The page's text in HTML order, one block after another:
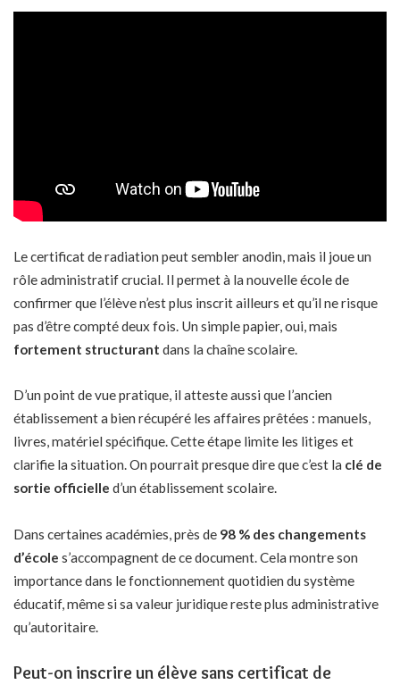
Le certificat de radiation peut sembler anodin, mais il joue un
rôle administratif crucial. Il permet à la nouvelle école de
confirmer que l’élève n’est plus inscrit ailleurs et qu’il ne risque
pas d’être compté deux fois. Un simple papier, oui, mais
fortement structurant dans la chaîne scolaire.
D’un point de vue pratique, il atteste aussi que l’ancien
établissement a bien récupéré les affaires prêtées : manuels,
livres, matériel spécifique. Cette étape limite les litiges et
clarifie la situation. On pourrait presque dire que c’est la clé de
sortie officielle d’un établissement scolaire.
Dans certaines académies, près de 98 % des changements
d’école s’accompagnent de ce document. Cela montre son
importance dans le fonctionnement quotidien du système
éducatif, même si sa valeur juridique reste plus administrative
qu’autoritaire.
Peut-on inscrire un élève sans certificat de